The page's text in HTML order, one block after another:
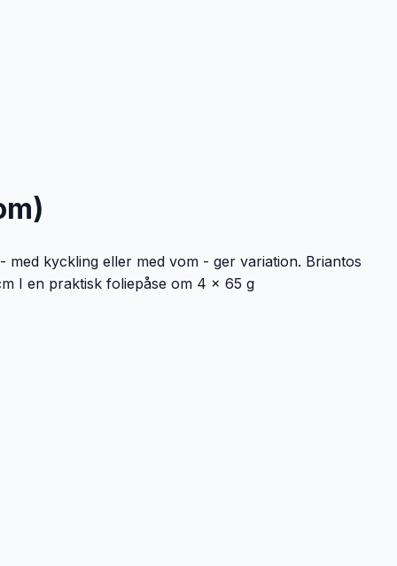
kyckling eller med vom - ger variation. Briantos
I en praktisk foliepåse om 4 x 65 g